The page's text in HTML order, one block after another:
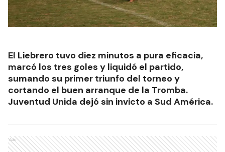
El Liebrero tuvo diez minutos a pura eficacia,
marcó los tres goles y liquidó el partido,
sumando su primer triunfo del torneo y
cortando el buen arranque de la Tromba.
Juventud Unida dejó sin invicto a Sud América.
Ads